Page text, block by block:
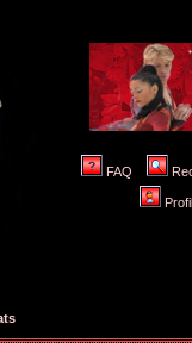
FAQ
Profil